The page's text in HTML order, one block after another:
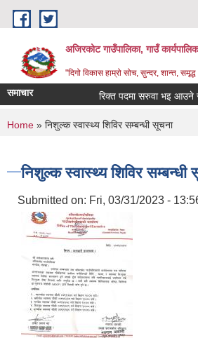
Skip to main content
अजिरकोट गाउँपालिका, गाउँ
"दिगो विकास हाम्रो सोच, सुन्दर, शान्त,
समाचार रिक्त पदमा सरुवा भइ आउने
You are here
Home » निशुल्क स्वास्थ्य शिविर सम्बन्धी सूचना
निशुल्क स्वास्थ्य शिविर सम्बन्धी
Submitted on: Fri, 03/31/2023 -